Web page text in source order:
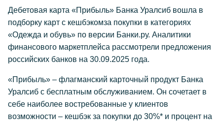
Дебетовая карта «Прибыль» Банка Уралсиб вошла в
подборку карт с кешбэкомза покупки в категориях
«Одежда и обувь» по версии Банки.ру. Аналитики
финансового маркетплейса рассмотрели предложения
российских банков на 30.09.2025 года.
«Прибыль» – флагманский карточный продукт Банка
Уралсиб с бесплатным обслуживанием. Он сочетает в
себе наиболее востребованные у клиентов
возможности – кешбэк за покупки до 30%* и процент на